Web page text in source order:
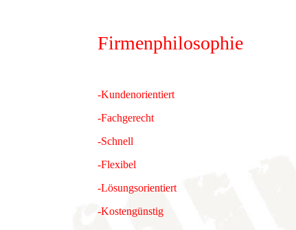
Firmenphilosophie
-Kundenorientiert
-Fachgerecht
-Schnell
-Flexibel
-Lösungsorientiert
-Kostengünstig